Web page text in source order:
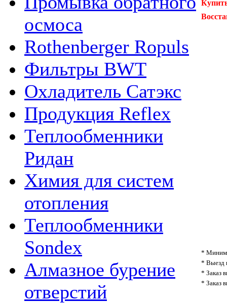
осмоса
Rothenberger Ropuls
Фильтры BWT
Охладитель Сатэкс
Продукция Reflex
Теплообменники
Ридан
Химия для систем
отопления
Теплообменники
Sondex
Алмазное бурение
отверстий
*
* Выезд
* Заказ
* Заказ